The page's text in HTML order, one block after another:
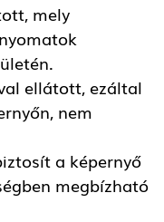
mely
ellátott, ezáltal
nem
a képernyő
megbízható